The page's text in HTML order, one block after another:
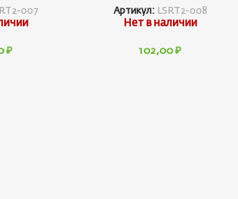
007
₽
Артикул: LSRT2-008
Нет в наличии
102,00₽